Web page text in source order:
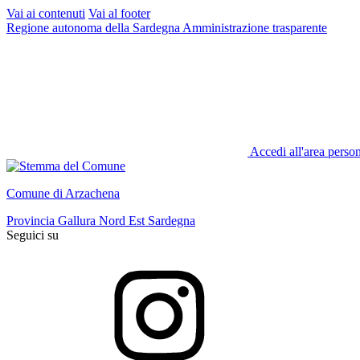
Vai ai contenuti Vai al footer
Regione autonoma della Sardegna Amministrazione trasparente
Accedi all'area
Comune di Arzachena
Provincia Gallura Nord Est Sardegna
Seguici su